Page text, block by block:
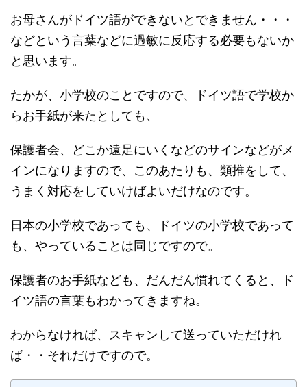
お母さんがドイツ語ができないとできません・・・
などという言葉などに過敏に反応する必要もないか
と思います。
たかが、小学校のことですので、ドイツ語で学校か
らお手紙が来たとしても、
保護者会、どこか遠足にいくなどのサインなどがメ
インになりますので、このあたりも、類推をして、
うまく対応をしていけばよいだけなのです。
日本の小学校であっても、ドイツの小学校であって
も、やっていることは同じですので。
保護者のお手紙なども、だんだん慣れてくると、ド
イツ語の言葉もわかってきますね。
わからなければ、スキャンして送っていただけれ
ば・・それだけですので。